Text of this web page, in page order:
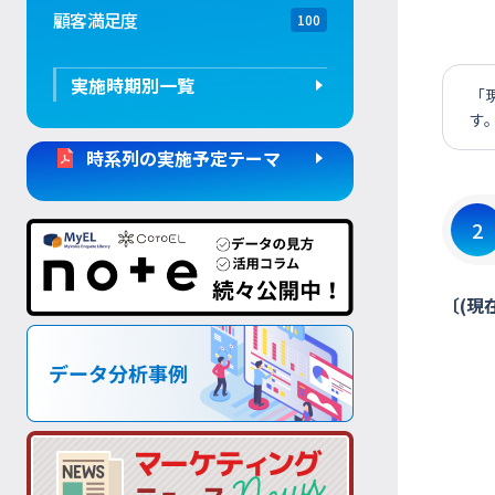
顧客満足度 100
実施時期別一覧
時系列の実施予定テーマ
す
2
〔(